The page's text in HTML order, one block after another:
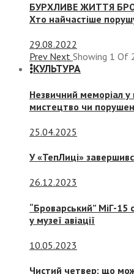
БУРХЛИВЕ ЖИТТЯ
Хто найчастіше
29.08.2022
Prev Next Showing 1 Of
КУЛЬТУРА
Незвичний меморіал у
мистецтво чи
25.04.2025
У «ТепЛиці»
26.12.2023
“Броварський” МіГ-
у музеї авіації
10.05.2023
Чистий четвер: що